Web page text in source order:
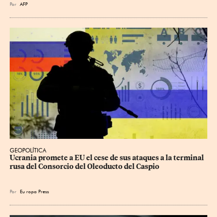
Por AFP
GEOPOLÍTICA
Ucrania promete a EU el cese de sus ataques a la terminal
rusa del Consorcio del Oleoducto del Caspio
Por Eu ropa Press